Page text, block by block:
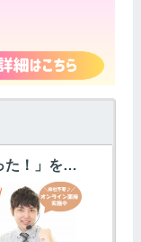
Wi-Fiの「困った！」を解決！ドコモ光サポート＊時給1750円＠江戸川橋